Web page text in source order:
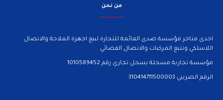
من نحن
احدى متاجر مؤسسة صدى العائمة للتجارة لبيع اجهزة الملاحة والاتصال
اللاسلكي وتتبع المركبات والاتصال الفضائي
مؤسسة تجارية مسجلة بسجل تجاري رقم 1010589452
الرقم الضريبي 310414711500003